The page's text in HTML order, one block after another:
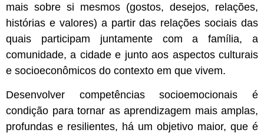
mais sobre si mesmos (gostos, desejos, relações,
histórias e valores) a partir das relações sociais das
quais participam juntamente com a família, a
comunidade, a cidade e junto aos aspectos culturais
e socioeconômicos do contexto em que vivem.
Desenvolver competências socioemocionais é
condição para tornar as aprendizagem mais amplas,
profundas e resilientes, há um objetivo maior, que é